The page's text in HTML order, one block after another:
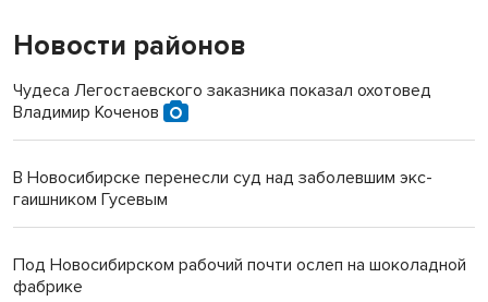
Новости районов
Чудеса Легостаевского заказника показал охотовед
Владимир Коченов
В Новосибирске перенесли суд над заболевшим экс-
гаишником Гусевым
Под Новосибирском рабочий почти ослеп на шоколадной
фабрике